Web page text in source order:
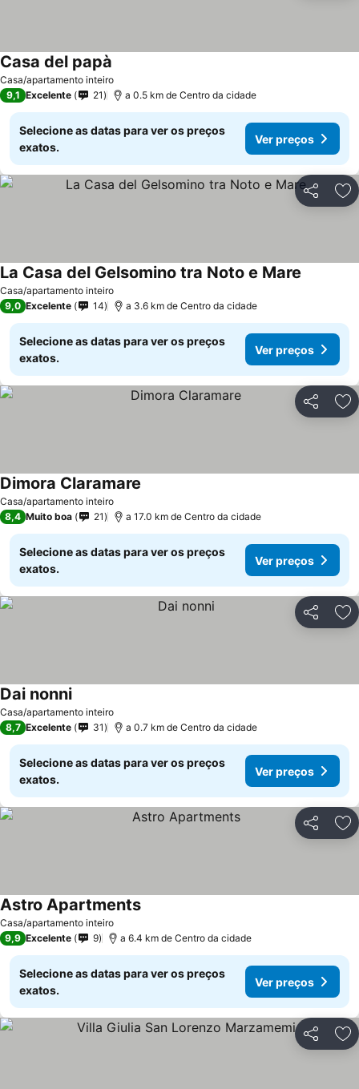
Casa/apartamento inteiro
Casa del papà
9,1 Excelente 21 a 0.5 km de Centro da cidade
Selecione as datas para ver os preços
exatos.
Ver preços
Partilhar
Casa/apartamento inteiro
La Casa del Gelsomino tra Noto e Mare
9,0 Excelente 14 a 3.6 km de Centro da cidade
Selecione as datas para ver os preços
exatos.
Ver preços
Partilhar
Casa/apartamento inteiro
Dimora Claramare
8,4 Muito boa 21 a 17.0 km de Centro da cidade
Selecione as datas para ver os preços
exatos.
Ver preços
Partilhar
Casa/apartamento inteiro
Dai nonni
8,7 Excelente 31 a 0.7 km de Centro da cidade
Selecione as datas para ver os preços
exatos.
Ver preços
Partilhar
Casa/apartamento inteiro
Astro Apartments
9,9 Excelente 9 a 6.4 km de Centro da cidade
Selecione as datas para ver os preços
exatos.
Ver preços
Partilhar